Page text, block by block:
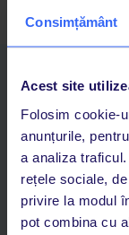
Consimțământ
Acest site
Folosim cookie-
anunțurile,
a analiza
rețele sociale,
privire la modul
pot combina cu
Adaugi la
Acces la
singură aplicație
Asistență 24/7